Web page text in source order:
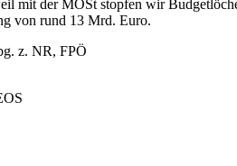
mit der MÖSt stopfen wir
von rund 13 Mrd. Euro.